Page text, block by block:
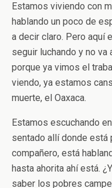
Estamos viviendo con
hablando un poco de
a decir claro. Pero aquí
seguir luchando y no va
porque ya vimos el
viendo, ya estamos
muerte, el Oaxaca.
Estamos escuchando
sentado allí donde está
compañero, está
hasta ahorita ahí está.
saber los pobres